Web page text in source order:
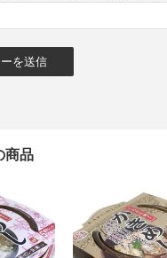
商品